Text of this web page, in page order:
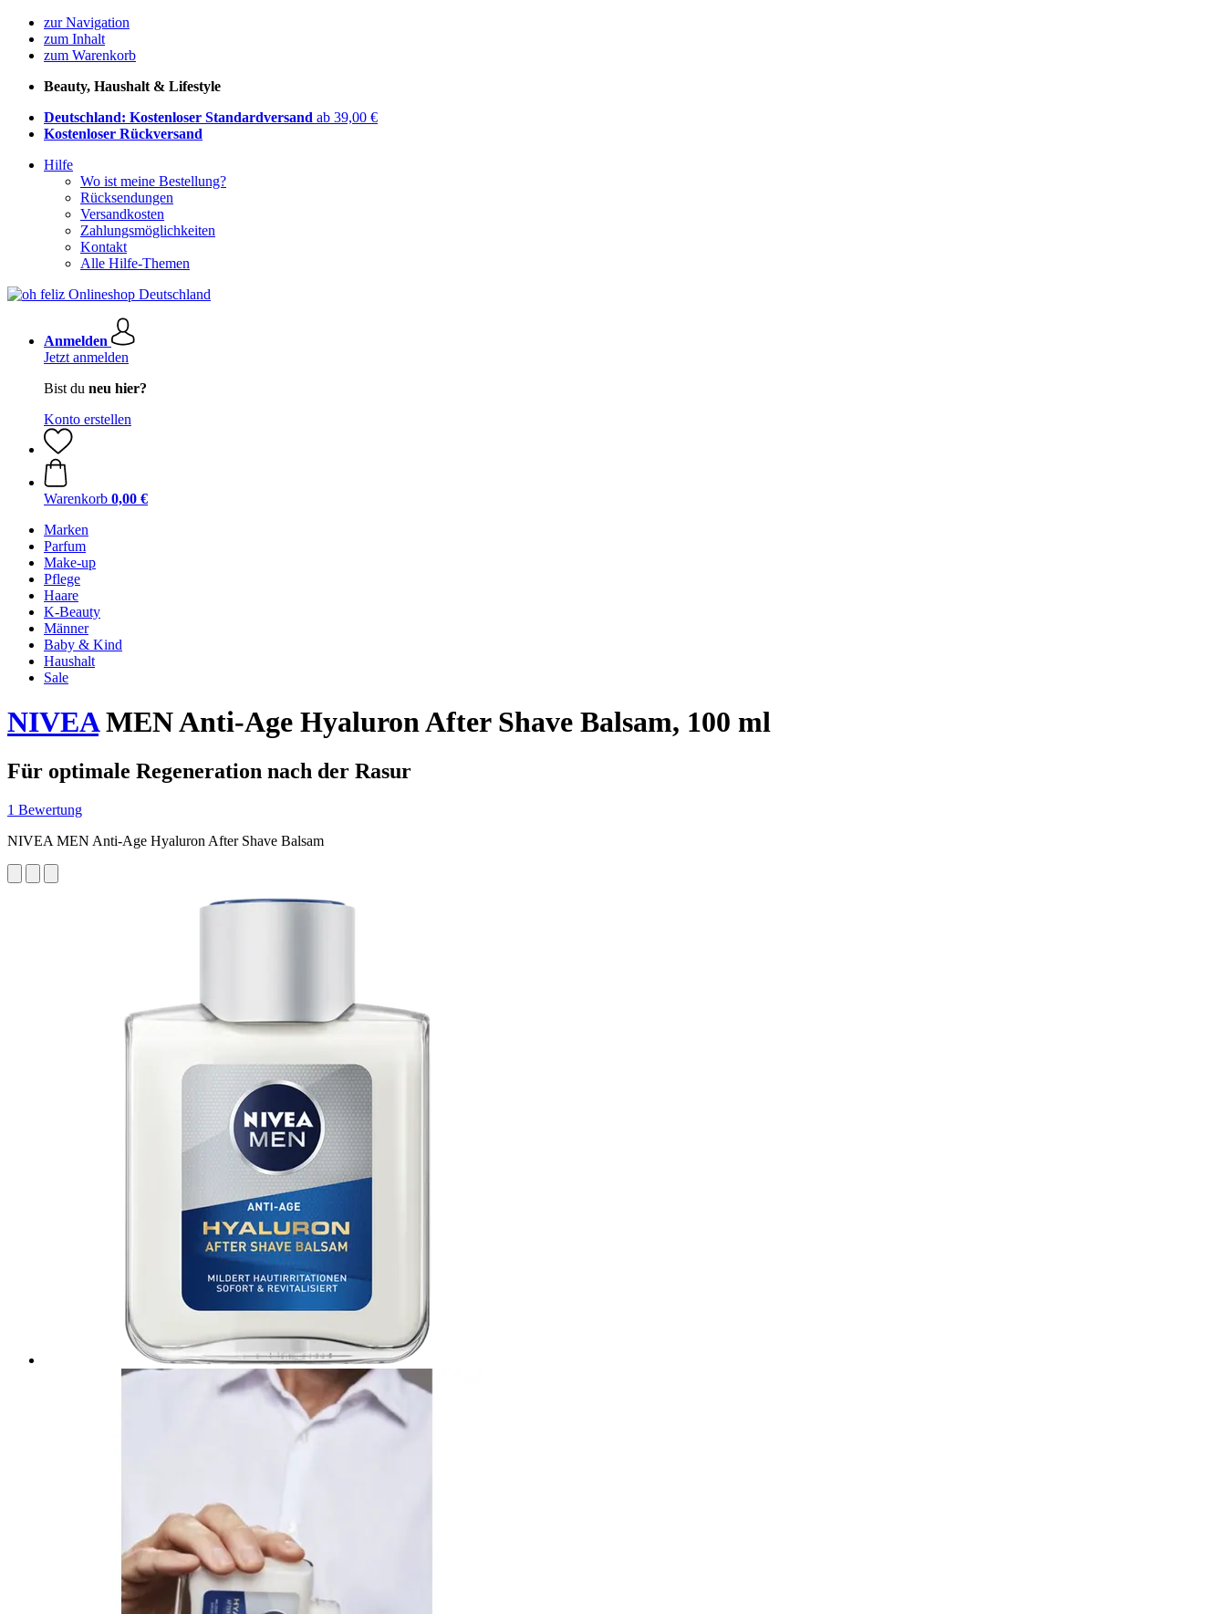
zur Navigation
zum Inhalt
zum Warenkorb
Beauty, Haushalt & Lifestyle
Deutschland: Kostenloser Standardversand ab 39,00 €
Kostenloser Rückversand
Hilfe
Wo ist meine Bestellung?
Rücksendungen
Versandkosten
Zahlungsmöglichkeiten
Kontakt
Alle Hilfe-Themen
Anmelden
Jetzt anmelden
Bist du neu hier?
Konto erstellen
Warenkorb 0,00 €
Marken
Parfum
Make-up
Pflege
Haare
K-Beauty
Männer
Baby & Kind
Haushalt
Sale
NIVEAMEN Anti-Age Hyaluron After Shave Balsam, 100 ml
Für optimale Regeneration nach der Rasur
1 Bewertung
NIVEA MEN Anti-Age Hyaluron After Shave Balsam